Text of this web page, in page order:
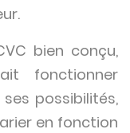
bien conçu,
fonctionner
possibilités,
en fonction